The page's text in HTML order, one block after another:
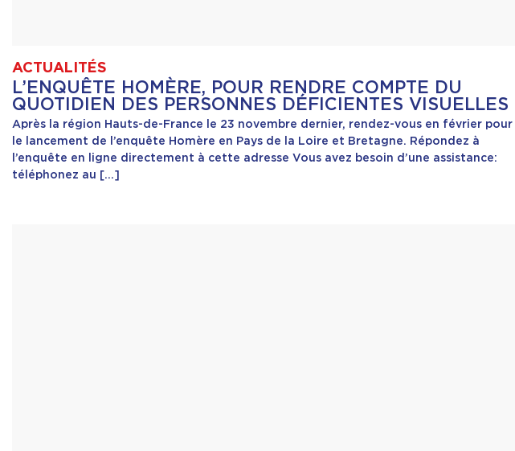
ACTUALITÉS
L’ENQUÊTE HOMÈRE, POUR RENDRE COMPTE DU
QUOTIDIEN DES PERSONNES DÉFICIENTES VISUELLES
Après la région Hauts-de-France le 23 novembre dernier, rendez-vous en février pour
le lancement de l’enquête Homère en Pays de la Loire et Bretagne. Répondez à
l’enquête en ligne directement à cette adresse Vous avez besoin d’une assistance:
téléphonez au […]